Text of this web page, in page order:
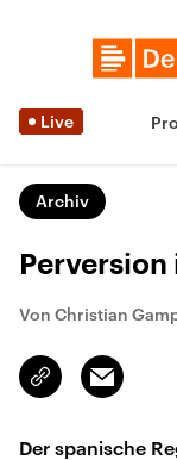
Live
Archiv
Von Christian
Link
kopieren/teilen
Email
Der spanische